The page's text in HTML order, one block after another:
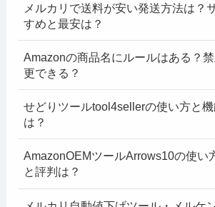
メルカリで送料が安い発送方法は？
すめと最安は？
Amazonの商品名にルールはある？
更できる？
せどりツールtool4sellerの使い方と
は？
AmazonOEMツールArrows10の使い
と評判は？